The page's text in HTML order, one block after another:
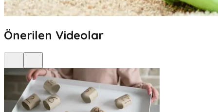
Önerilen Videolar